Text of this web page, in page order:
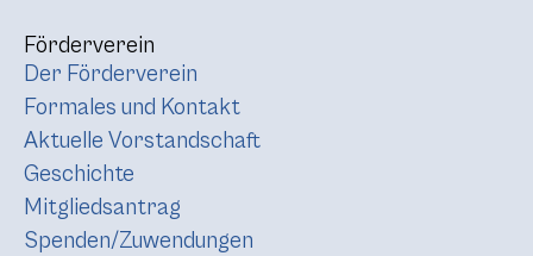
Förderverein
Der Förderverein
Formales und Kontakt
Aktuelle Vorstandschaft
Geschichte
Mitgliedsantrag
Spenden/Zuwendungen